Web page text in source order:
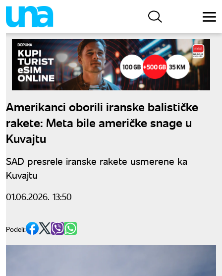
Amerikanci oborili iranske balističke
rakete: Meta bile američke snage u
Kuvajtu
SAD presrele iranske rakete usmerene ka
Kuvajtu
01.06.2026. 13:50
Podeli: